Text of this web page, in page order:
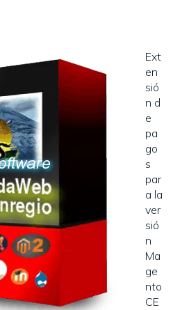
Ext
en
sió
n d
e
pa
go
s
par
a la
ver
sió
n
Ma
ge
nto
CE